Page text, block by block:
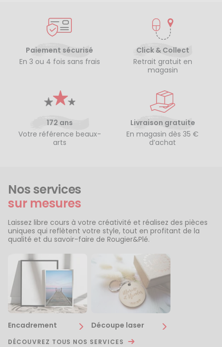
Paiement sécurisé
En 3 ou 4 fois sans frais
Click & Collect
Retrait gratuit en
magasin
172 ans
Votre référence beaux-
arts
Livraison gratuite
En magasin dès 35 €
d’achat
Nos services
sur mesures
Laissez libre cours à votre créativité et réalisez des pièces
uniques qui reflètent votre style, tout en profitant de la
qualité et du savoir-faire de Rougier&Plé.
Encadrement Découpe laser
DÉCOUVREZ TOUS NOS SERVICES